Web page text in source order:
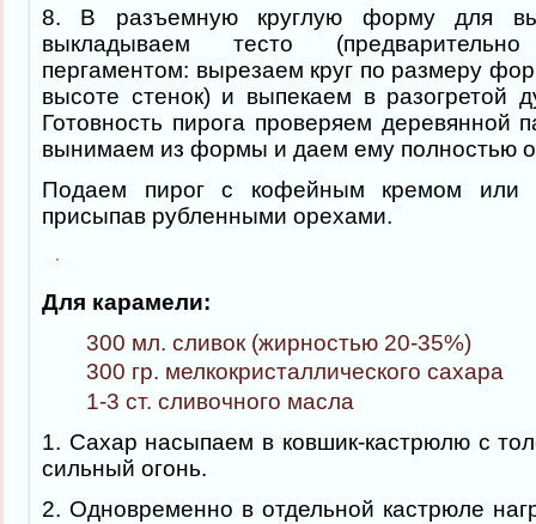
8. В разъемную круглую форму для
выкладываем тесто
пергаментом: вырезаем круг по размеру
высоте стенок) и выпекаем в разогретой
Готовность пирога проверяем деревянной
вынимаем из формы и даем ему полностью
Подаем пирог с кофейным кремом или
присыпав рубленными орехами.
Для карамели:
300 мл. сливок (жирностью 20-35%)
300 гр. мелкокристаллического сахара
1-3 ст. сливочного масла
1. Сахар насыпаем в ковшик-кастрюлю с
сильный огонь.
2. Одновременно в отдельной кастрюле